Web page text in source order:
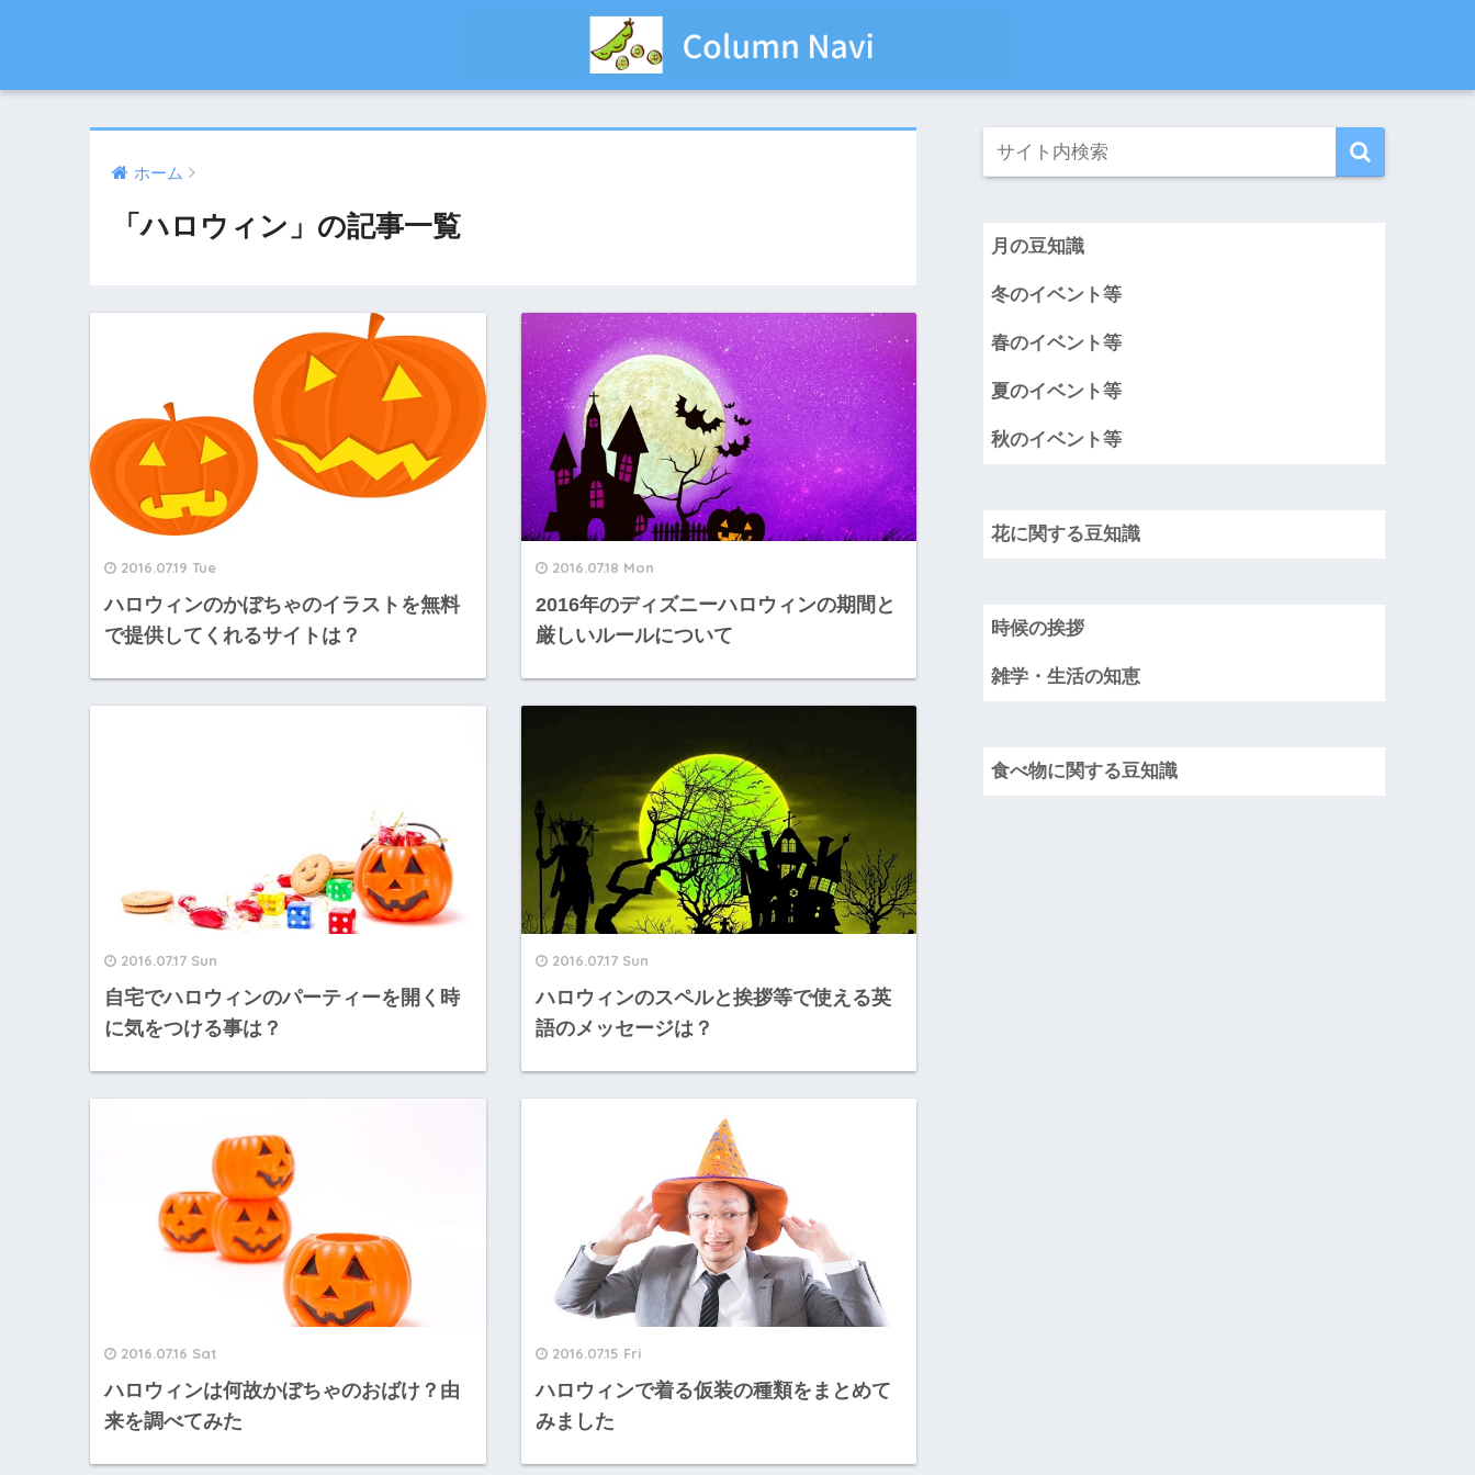
ホーム
「ハロウィン」の記事一覧
2016.07.19 Tue
ハロウィンのかぼちゃのイラストを無料
で提供してくれるサイトは？
2016.07.18 Mon
2016年のディズニーハロウィンの期間と
厳しいルールについて
2016.07.17 Sun
自宅でハロウィンのパーティーを開く時
に気をつける事は？
2016.07.17 Sun
ハロウィンのスペルと挨拶等で使える英
語のメッセージは？
2016.07.16 Sat
ハロウィンは何故かぼちゃのおばけ？由
来を調べてみた
2016.07.15 Fri
ハロウィンで着る仮装の種類をまとめて
みました
月の豆知識
冬のイベント等
春のイベント等
夏のイベント等
秋のイベント等
花に関する豆知識
時候の挨拶
雑学・生活の知恵
食べ物に関する豆知識